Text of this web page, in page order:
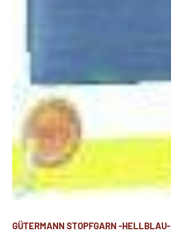
GÜTERMANN STOPFGARN -HELLBLAU-